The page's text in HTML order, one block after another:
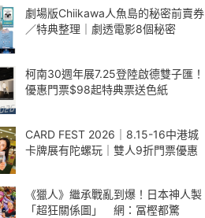
劇場版Chiikawa人魚島的秘密前賣券
／特典整理｜劇透電影8個秘密
柯南30週年展7.25登陸啟德雙子匯！
優惠門票$98起特典票送色紙
CARD FEST 2026｜8.15-16中港城
卡牌展有陀螺玩｜雙人9折門票優惠
《獵人》繼承戰亂到爆！日本神人製
「超狂關係圖」 網：冨樫都驚